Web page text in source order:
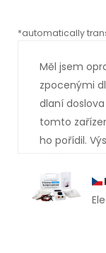
*automatically
Měl jsem
zpocenými
dlaní
tomto
ho pořídil.
několik
kapka potu.